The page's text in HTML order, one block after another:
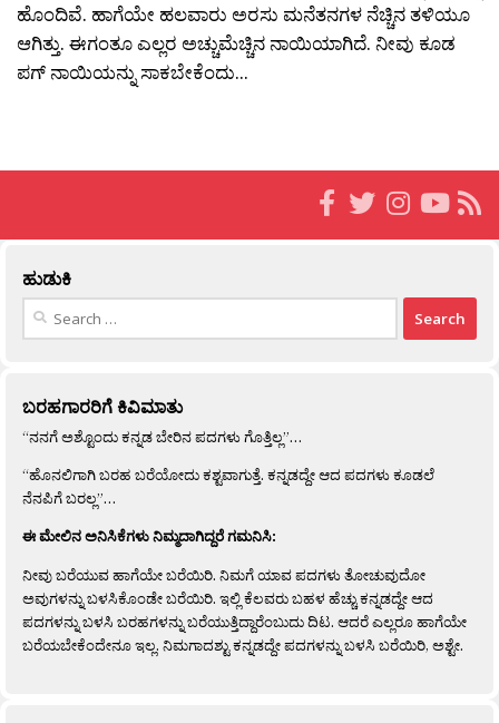
ಹೊಂದಿವೆ. ಹಾಗೆಯೇ ಹಲವಾರು ಅರಸು ಮನೆತನಗಳ ನೆಚ್ಚಿನ ತಳಿಯೂ
ಆಗಿತ್ತು. ಈಗಂತೂ ಎಲ್ಲರ ಅಚ್ಚುಮೆಚ್ಚಿನ ನಾಯಿಯಾಗಿದೆ. ನೀವು ಕೂಡ
ಪಗ್ ನಾಯಿಯನ್ನು ಸಾಕಬೇಕೆಂದು...
ಹುಡುಕಿ
Search
ಬರಹಗಾರರಿಗೆ ಕಿವಿಮಾತು
“ನನಗೆ ಅಶ್ಟೊಂದು ಕನ್ನಡ ಬೇರಿನ ಪದಗಳು ಗೊತ್ತಿಲ್ಲ”…
“ಹೊನಲಿಗಾಗಿ ಬರಹ ಬರೆಯೋದು ಕಶ್ಟವಾಗುತ್ತೆ. ಕನ್ನಡದ್ದೇ ಆದ ಪದಗಳು ಕೂಡಲೆ
ನೆನಪಿಗೆ ಬರಲ್ಲ”…
ಈ ಮೇಲಿನ ಅನಿಸಿಕೆಗಳು ನಿಮ್ಮದಾಗಿದ್ದರೆ ಗಮನಿಸಿ:
ನೀವು ಬರೆಯುವ ಹಾಗೆಯೇ ಬರೆಯಿರಿ. ನಿಮಗೆ ಯಾವ ಪದಗಳು ತೋಚುವುದೋ
ಅವುಗಳನ್ನು ಬಳಸಿಕೊಂಡೇ ಬರೆಯಿರಿ. ಇಲ್ಲಿ ಕೆಲವರು ಬಹಳ ಹೆಚ್ಚು ಕನ್ನಡದ್ದೇ ಆದ
ಪದಗಳನ್ನು ಬಳಸಿ ಬರಹಗಳನ್ನು ಬರೆಯುತ್ತಿದ್ದಾರೆಂಬುದು ದಿಟ. ಆದರೆ ಎಲ್ಲರೂ ಹಾಗೆಯೇ
ಬರೆಯಬೇಕೆಂದೇನೂ ಇಲ್ಲ. ನಿಮಗಾದಶ್ಟು ಕನ್ನಡದ್ದೇ ಪದಗಳನ್ನು ಬಳಸಿ ಬರೆಯಿರಿ, ಅಶ್ಟೇ.